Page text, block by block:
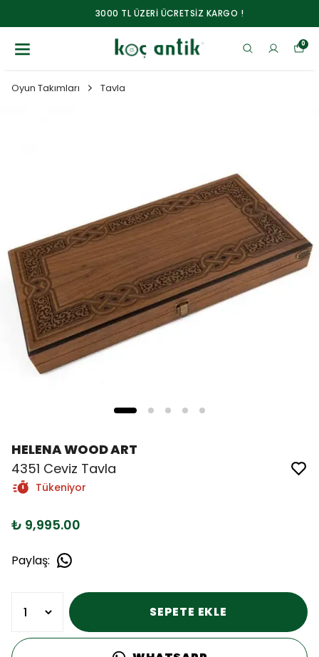
3000 TL ÜZERİ ÜCRETSİZ KARGO !
0
Oyun Takımları Tavla
HELENA WOOD ART
4351 Ceviz Tavla
Tükeniyor
₺ 9,995.00
Paylaş:
SEPETE EKLE